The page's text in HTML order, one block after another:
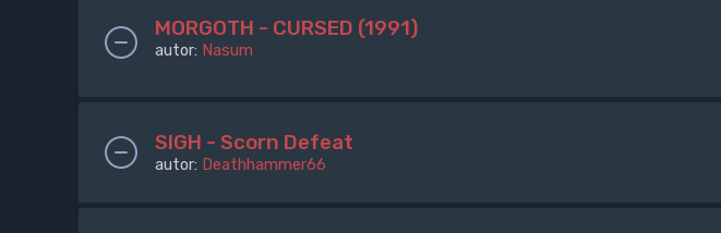
MORGOTH - CURSED (1991)
autor: Nasum
SIGH - Scorn Defeat
autor: Deathhammer66